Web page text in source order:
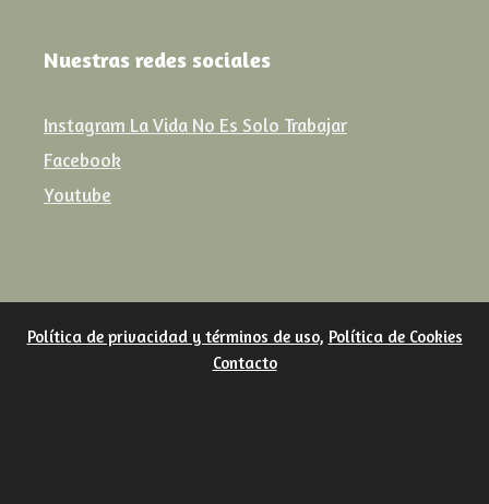
Nuestras redes sociales
Instagram La Vida No Es Solo Trabajar
Facebook
Youtube
Política de privacidad y términos de uso, Política de Cookies
Contacto